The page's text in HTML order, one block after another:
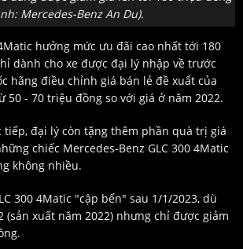
Mercedes-Benz An Du).
hưởng mức ưu đãi cao nhất tới 180
dành cho xe được đại lý nhập về trước
hãng điều chỉnh giá bán lẻ đề xuất của
50 - 70 triệu đồng so với giá ở năm 2022.
tiếp, đại lý còn tặng thêm phần quà trị giá
chiếc Mercedes-Benz GLC 300 4Matic
không nhiều.
300 4Matic "cập bến" sau 1/1/2023, dù
(sản xuất năm 2022) nhưng chỉ được giảm